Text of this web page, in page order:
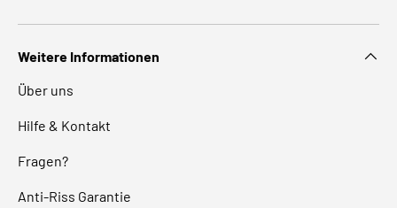
Weitere Informationen
Über uns
Hilfe & Kontakt
Fragen?
Anti-Riss Garantie